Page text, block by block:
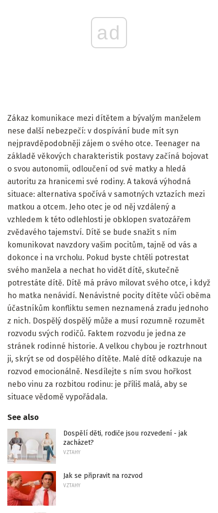
ad
Zákaz komunikace mezi dítětem a bývalým manželem
nese další nebezpečí: v dospívání bude mít syn
nejpravděpodobněji zájem o svého otce. Teenager na
základě věkových charakteristik postavy začíná bojovat
o svou autonomii, odloučení od své matky a hledá
autoritu za hranicemi své rodiny. A taková výhodná
situace: alternativa spočívá v samotných vztazích mezi
matkou a otcem. Jeho otec je od něj vzdálený a
vzhledem k této odlehlosti je obklopen svatozářem
zvědavého tajemství. Dítě se bude snažit s ním
komunikovat navzdory vašim pocitům, tajně od vás a
dokonce i na vrcholu. Pokud byste chtěli potrestat
svého manžela a nechat ho vidět dítě, skutečně
potrestáte dítě. Dítě má právo milovat svého otce, i když
ho matka nenávidí. Nenávistné pocity dítěte vůči oběma
účastníkům konfliktu semen neznamená zradu jednoho
z nich. Dospělý dospělý může a musí rozumně rozumět
rozvodu svých rodičů. Faktem rozvodu je jedna ze
stránek rodinné historie. A velkou chybou je roztrhnout
ji, skrýt se od dospělého dítěte. Malé dítě odkazuje na
rozvod emocionálně. Nesdílejte s ním svou hořkost
nebo vinu za rozbitou rodinu: je příliš malá, aby se
situace vědomě vypořádala.
See also
Dospělí děti, rodiče jsou rozvedení - jak
zacházet?
VZTAHY
Jak se připravit na rozvod
VZTAHY